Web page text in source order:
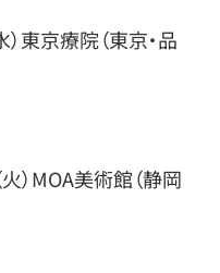
東京療院（東京・品
）MOA美術館（静岡